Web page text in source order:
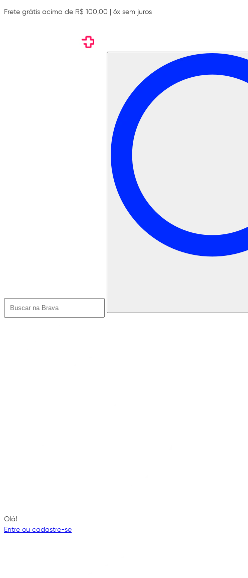
Frete grátis acima de R$ 100,00 | 6x sem juros
Olá!
Entre ou cadastre-se